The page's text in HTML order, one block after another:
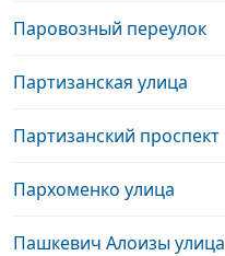
Паровозный переулок
Партизанская улица
Партизанский проспект
Пархоменко улица
Пашкевич Алоизы улица